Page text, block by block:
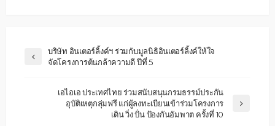
บริษัท อินเตอร์ลิ้งค์ฯ ร่วมกับมูลนิธิอินเตอร์ลิ้งค์ให้ใจ
จัดโครงการต้นกล้าความดี ปีที่ 5
เอไอเอ ประเทศไทย ร่วมสนับสนุนกรมธรรม์ประกัน
อุบัติเหตุกลุ่มฟรี แก่ผู้ลงทะเบียนเข้าร่วมโครงการ
เดิน วิ่ง ปั่น ป้องกันอัมพาต ครั้งที่ 10